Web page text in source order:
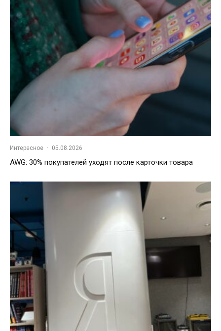
Интересное · 05.08.2026
AWG: 30% покупателей уходят после карточки товара